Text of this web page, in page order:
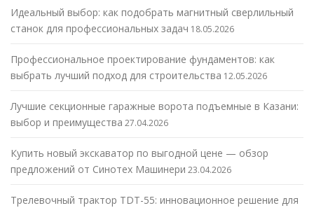
Идеальный выбор: как подобрать магнитный сверлильный
станок для профессиональных задач 18.05.2026
Профессиональное проектирование фундаментов: как
выбрать лучший подход для строительства 12.05.2026
Лучшие секционные гаражные ворота подъемные в Казани:
выбор и преимущества 27.04.2026
Купить новый экскаватор по выгодной цене — обзор
предложений от Синотех Машинери 23.04.2026
Трелевочный трактор TDT-55: инновационное решение для